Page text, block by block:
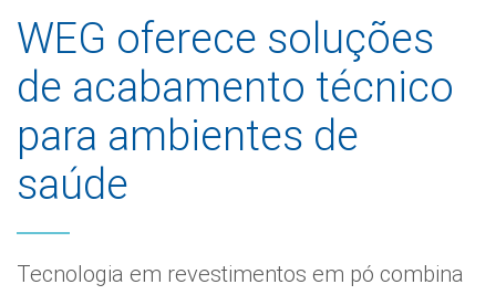
WEG oferece soluções
de acabamento técnico
para ambientes de
saúde
Tecnologia em revestimentos em pó combina